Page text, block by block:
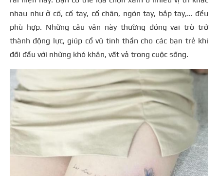
nhau như ở cổ, cổ tay, cổ chân, ngón tay, bắp tay,… đều
phù hợp. Những câu văn này thường đóng vai trò trở
thành động lực, giúp cổ vũ tinh thần cho các bạn trẻ khi
đối đầu với những khó khăn, vất vả trong cuộc sống.